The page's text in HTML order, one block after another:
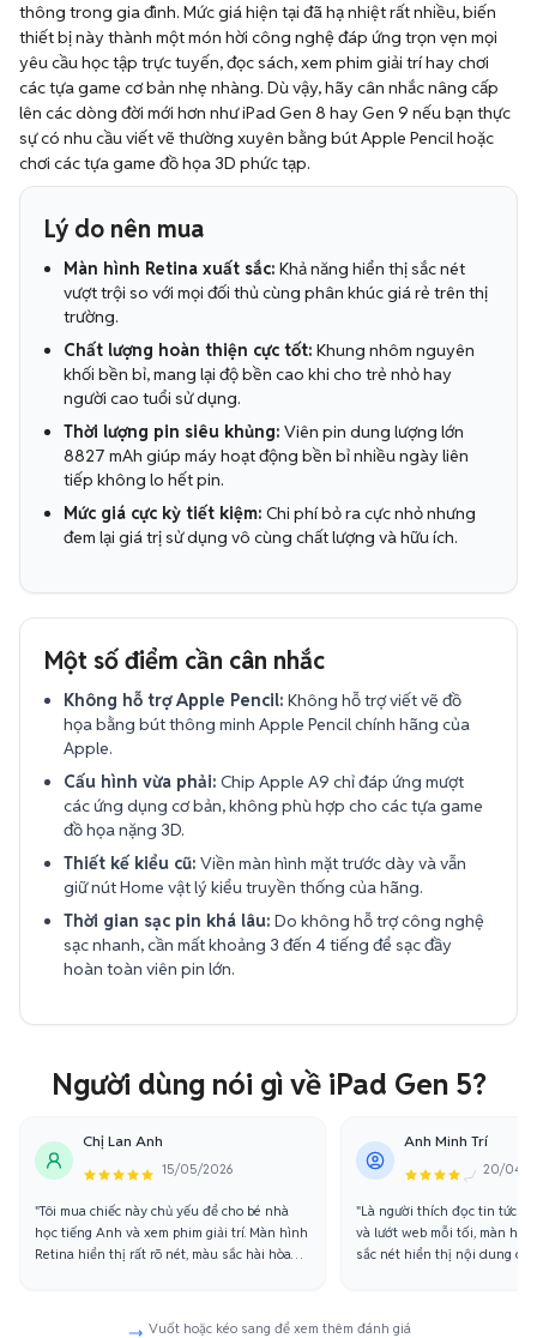
thông trong gia đình. Mức giá hiện tại đã hạ nhiệt rất nhiều, biến
thiết bị này thành một món hời công nghệ đáp ứng trọn vẹn mọi
yêu cầu học tập trực tuyến, đọc sách, xem phim giải trí hay chơi
các tựa game cơ bản nhẹ nhàng. Dù vậy, hãy cân nhắc nâng cấp
lên các dòng đời mới hơn như iPad Gen 8 hay Gen 9 nếu bạn thực
sự có nhu cầu viết vẽ thường xuyên bằng bút Apple Pencil hoặc
chơi các tựa game đồ họa 3D phức tạp.
Lý do nên mua
Màn hình Retina xuất sắc: Khả năng hiển thị sắc nét
vượt trội so với mọi đối thủ cùng phân khúc giá rẻ trên thị
trường.
Chất lượng hoàn thiện cực tốt: Khung nhôm nguyên
khối bền bỉ, mang lại độ bền cao khi cho trẻ nhỏ hay
người cao tuổi sử dụng.
Thời lượng pin siêu khủng: Viên pin dung lượng lớn
8827 mAh giúp máy hoạt động bền bỉ nhiều ngày liên
tiếp không lo hết pin.
Mức giá cực kỳ tiết kiệm: Chi phí bỏ ra cực nhỏ nhưng
đem lại giá trị sử dụng vô cùng chất lượng và hữu ích.
Một số điểm cần cân nhắc
Không hỗ trợ Apple Pencil: Không hỗ trợ viết vẽ đồ
họa bằng bút thông minh Apple Pencil chính hãng của
Apple.
Cấu hình vừa phải: Chip Apple A9 chỉ đáp ứng mượt
các ứng dụng cơ bản, không phù hợp cho các tựa game
đồ họa nặng 3D.
Thiết kế kiểu cũ: Viền màn hình mặt trước dày và vẫn
giữ nút Home vật lý kiểu truyền thống của hãng.
Thời gian sạc pin khá lâu: Do không hỗ trợ công nghệ
sạc nhanh, cần mất khoảng 3 đến 4 tiếng để sạc đầy
hoàn toàn viên pin lớn.
Người dùng nói gì về iPad Gen 5?
Chị Lan Anh
15/05/2026
"Tôi mua chiếc này chủ yếu để cho bé nhà
học tiếng Anh và xem phim giải trí. Màn hình
Retina hiển thị rất rõ nét, màu sắc hài hòa
Anh Minh Trí
20/04/
"Là người thích đọc tin tức
và lướt web mỗi tối, màn
sắc nét hiển thị nội dung
Vuốt hoặc kéo sang để xem thêm đánh giá